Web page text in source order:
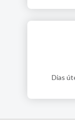
Dias